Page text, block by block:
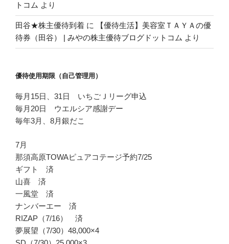
トコム より
田谷★株主優待到着 に
【優待生活】美容室ＴＡＹＡの優
待券（田谷） | みやの株主優待ブログドットコム より
優待使用期限（自己管理用）
毎月15日、31日 いちごＪリーグ申込
毎月20日 ウエルシア感謝デー
毎年3月、8月銀だこ
7月
那須高原TOWAピュアコテージ予約7/25
ギフト 済
山喜 済
一風堂 済
ナンバーエー 済
RIZAP（7/16） 済
夢展望（7/30）48,000×4